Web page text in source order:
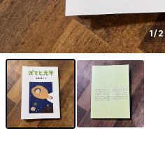
1/2